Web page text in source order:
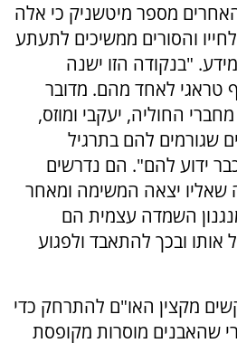
מספר מיטשניק כי אלה
והסורים ממשיכים לתעתע
"בנקודה הזו ישנה
טראגי לאחד מהם. מדובר
החוליה, יעקבי ומוזס,
שגורמים להם בתרגיל
כבר ידוע להם". הם נדרשים
שאליו יצאה המשימה ומאחר
השמדה עצמית הם
אותו ובכך להתאבד ולפגוע
מקצין האו"ם להתרחק כדי
שהאבנים מוסרות מקופסת